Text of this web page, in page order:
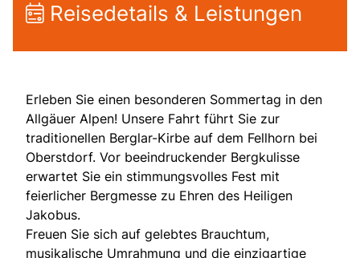
Reisedetails & Leistungen
Erleben Sie einen besonderen Sommertag in den
Allgäuer Alpen! Unsere Fahrt führt Sie zur
traditionellen Berglar-Kirbe auf dem Fellhorn bei
Oberstdorf. Vor beeindruckender Bergkulisse
erwartet Sie ein stimmungsvolles Fest mit
feierlicher Bergmesse zu Ehren des Heiligen
Jakobus.
Freuen Sie sich auf gelebtes Brauchtum,
musikalische Umrahmung und die einzigartige